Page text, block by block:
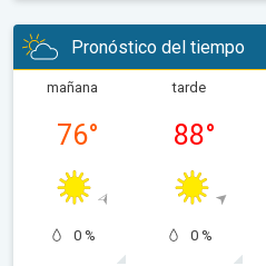
Pronóstico del tiempo
mañana
76°
0 %
tarde
88°
0 %